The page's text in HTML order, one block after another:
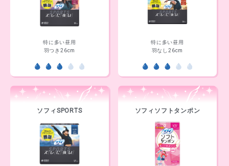
特に多い昼用
羽つき26cm
特に多い昼用
羽なし26cm
ソフィSPORTS ソフィソフトタンポン